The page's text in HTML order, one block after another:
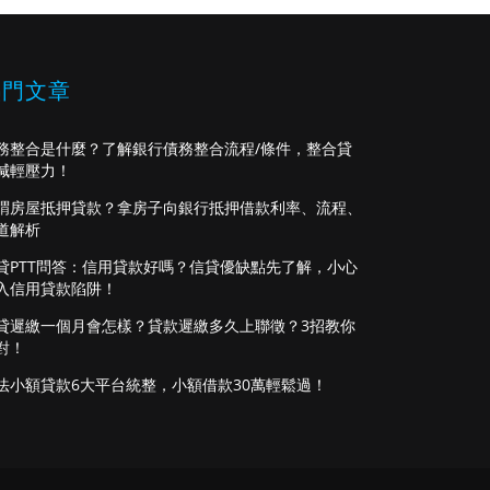
文章
整合是什麼？了解銀行債務整合流程/條件，整合貸
輕壓力！
房屋抵押貸款？拿房子向銀行抵押借款利率、流程、
解析
PTT問答：信用貸款好嗎？信貸優缺點先了解，小心
信用貸款陷阱！
遲繳一個月會怎樣？貸款遲繳多久上聯徵？3招教你
！
小額貸款6大平台統整，小額借款30萬輕鬆過！